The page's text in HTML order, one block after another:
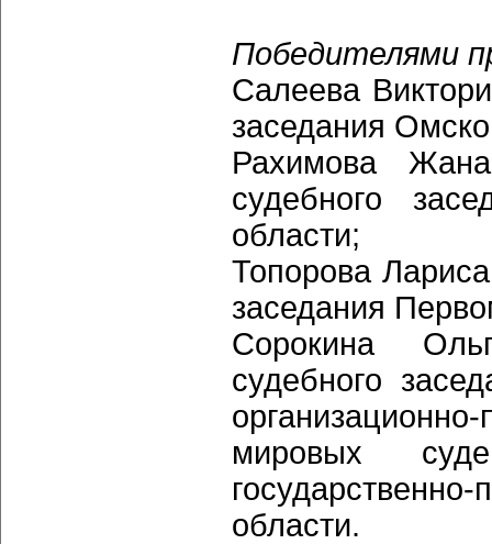
Победителями
Салеева
заседания
Рахимова
судебного
области;
Топорова
заседания
Сорокина
судебного
мировых
области.